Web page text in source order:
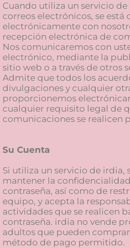
Cuando utiliza un servicio de
correos electrónicos, se está
electrónicamente con
recepción electrónica de
Nos comunicaremos con
electrónico, mediante la
sitio web o a través de otros
Admite que todos los
divulgaciones y cualquier
proporcionemos
cualquier requisito legal de
comunicaciones se realicen
Su Cuenta
Si utiliza un servicio de irdia,
mantener la
contraseña, así como de
equipo, y acepta la
actividades que se realicen
contraseña. irdia no vende
adultos que pueden
método de pago permitido.